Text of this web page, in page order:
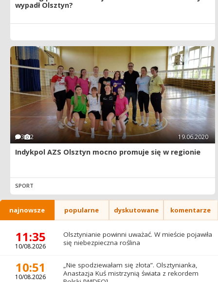
wypadł Olsztyn?
3 2 19.06.2020
Indykpol AZS Olsztyn mocno promuje się w regionie
SPORT
najnowsze popularne dyskutowane komentarze
11:35
10/08.2026
Olsztynianie powinni uważać. W mieście pojawiła
się niebezpieczna roślina
10:51
10/08.2026
„Nie spodziewałam się złota”. Olsztynianka,
Anastazja Kuś mistrzynią świata z rekordem